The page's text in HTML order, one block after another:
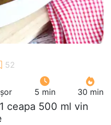
5 min 30 min
ceapa 500 ml vin